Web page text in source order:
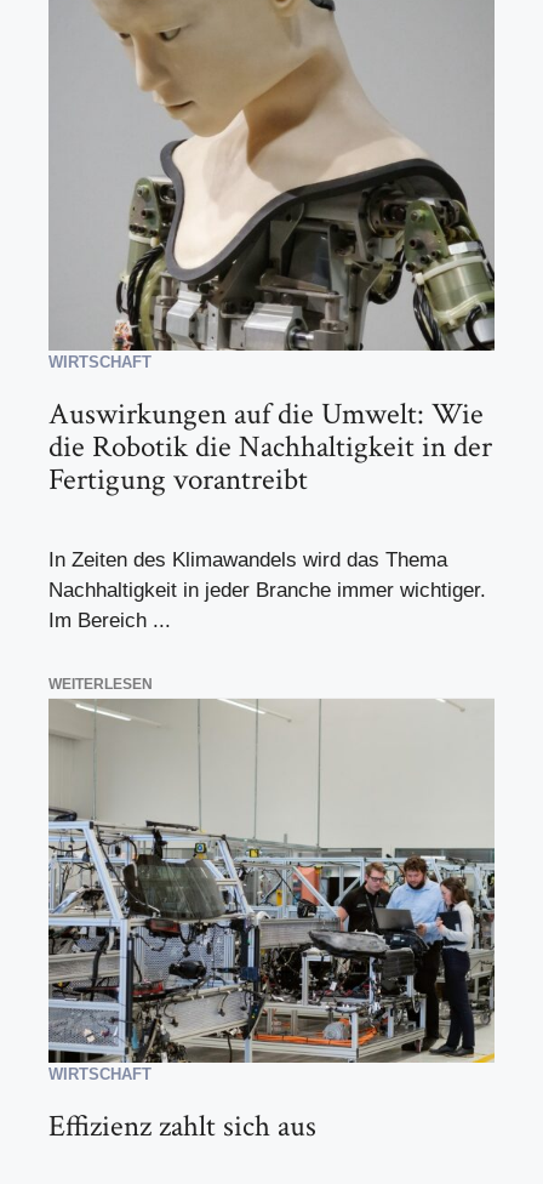
WIRTSCHAFT
Auswirkungen auf die Umwelt: Wie
die Robotik die Nachhaltigkeit in der
Fertigung vorantreibt
In Zeiten des Klimawandels wird das Thema
Nachhaltigkeit in jeder Branche immer wichtiger.
Im Bereich ...
WEITERLESEN
WIRTSCHAFT
Effizienz zahlt sich aus